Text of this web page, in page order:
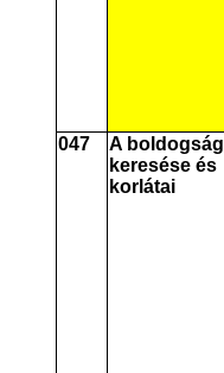
047
A boldogság
keresése és
korlátai